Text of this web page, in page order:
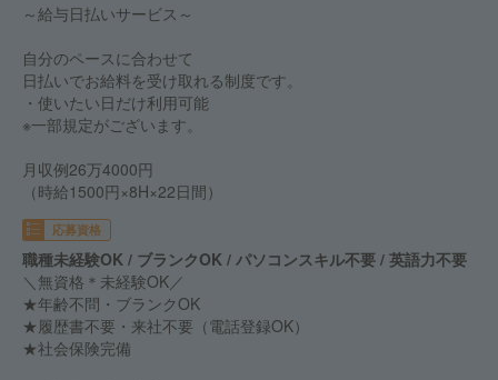
～給与日払いサービス～
自分のペースに合わせて
日払いでお給料を受け取れる制度です。
・使いたい日だけ利用可能
※一部規定がございます。
月収例26万4000円
（時給1500円×8H×22日間）
応募資格
職種未経験OK / ブランクOK / パソコンスキル不要 / 英語力不要
＼無資格＊未経験OK／
★年齢不問・ブランクOK
★履歴書不要・来社不要（電話登録OK）
★社会保険完備